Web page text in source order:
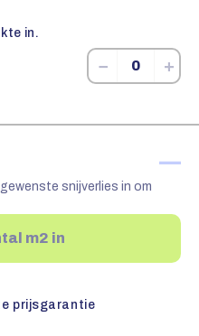
in.
− +
—
snijverlies in om
m2 in
prijsgarantie